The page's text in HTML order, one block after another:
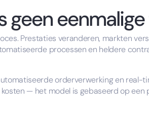
geen
Prestaties veranderen, markten
processen en heldere
orderverwerking en
— het model is gebaseerd op een